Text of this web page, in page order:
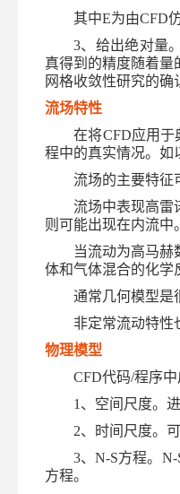
其中E为由CFD
3、给出绝对量
真得到的精度随着量
网格收敛性研究的确
流场特性
在将CFD应用于
程中的真实情况。如
流场的主要特征
流场中表现高雷
则可能出现在内流中
当流动为高马赫
体和气体混合的化学
通常几何模型是
非定常流动特性
物理模型
CFD代码/程序中
1 、空间尺度。
2、时间尺度。
3、N-S方程。 N-
方程。